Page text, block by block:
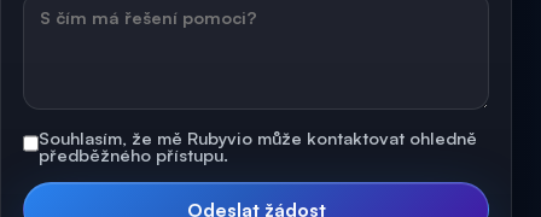
Souhlasím, že mě Rubyvio může kontaktovat ohledně
předběžného přístupu.
Odeslat žádost